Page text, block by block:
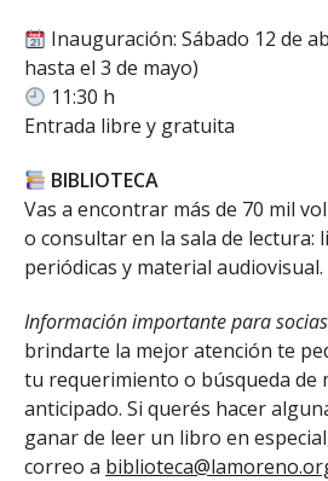
Inauguración: Sábado 12 de
hasta el 3 de mayo)
11:30 h
Entrada libre y gratuita
BIBLIOTECA
Vas a encontrar más de 70 mil
o consultar en la sala de lectura:
periódicas y material audiovisual.
Información importante para
brindarte la mejor atención te
tu requerimiento o búsqueda de
anticipado. Si querés hacer
ganar de leer un libro en
correo a